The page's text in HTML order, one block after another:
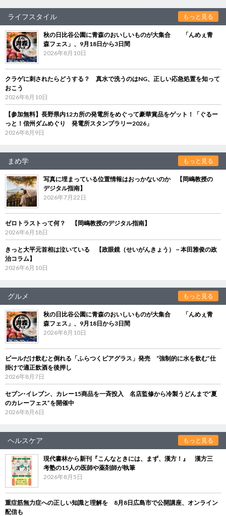
ライフスタイル もっと見る
秋の日比谷公園に青森のおいしいものが大集合 「んめぇ青
森フェス」、9月18日から3日間
2026年8月10日
クラゲに刺されたらどうする？ 真水で洗うのはNG、正しい応急処置を知って
おこう
2026年8月10日
【参加無料】長野県内12カ所の発電所をめぐって豪華賞品をゲット！「ぐるー
っと！信州ダムめぐり 発電所スタンプラリー2026」
2026年8月9日
まめ学 もっと見る
写真に埋まっている位置情報はおっかないのか 【岡嶋教授の
デジタル指南】
2026年7月22日
ゼロトラストって何？ 【岡嶋教授のデジタル指南】
2026年6月18日
きっと大平元首相は泣いている 【政眼鏡（せいがんきょう）－本田雅俊の政
治コラム】
2026年6月10日
グルメ もっと見る
秋の日比谷公園に青森のおいしいものが大集合 「んめぇ青
森フェス」、9月18日から3日間
2026年8月10日
ビールだけ飲むと倒れる「ふらつくビアグラス」発売 “強制的に水を飲む”仕
掛けで適正飲酒を後押し
2026年8月7日
セブン‐イレブン、カレー15商品を一斉投入 名店監修から冷製うどんまで“夏
のカレーフェス”を開催中
2026年8月6日
ヘルスケア もっと見る
現代書林から新刊『こんなときには、まず、漢方！』 漢方三
考塾の15人の医師や薬剤師が執筆
2026年8月5日
重症筋無力症への正しい知識と理解を 8月8日広島市で公開講座、オンライン
配信も